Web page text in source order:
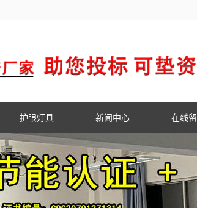
护眼灯具 新闻中心 在线